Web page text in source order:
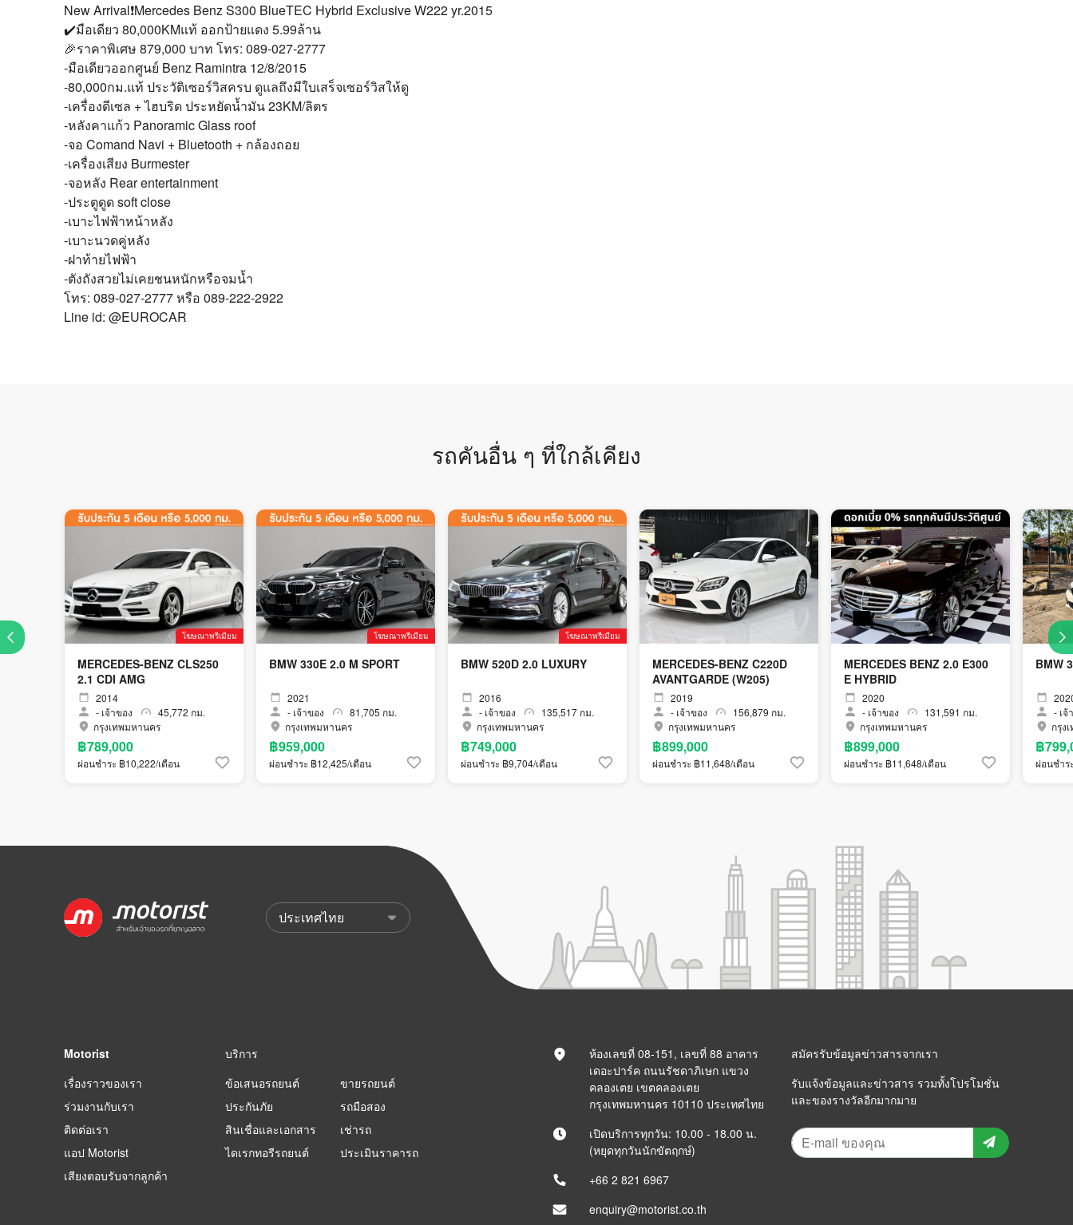
New Arrival❗️Mercedes Benz S300 BlueTEC Hybrid Exclusive W222 yr.2015
✔️มือเดียว 80,000KMแท้ ออกป้ายแดง 5.99ล้าน
🎉ราคาพิเศษ 879,000 บาท โทร: 089-027-2777
-มือเดียวออกศูนย์ Benz Ramintra 12/8/2015
-80,000กม.แท้ ประวัติเซอร์วิสครบ ดูแลถึงมีใบเสร็จเซอร์วิสให้ดู
-เครื่องดีเซล + ไฮบริด ประหยัดน้ำมัน 23KM/ลิตร
-หลังคาแก้ว Panoramic Glass roof
-จอ Comand Navi + Bluetooth + กล้องถอย
-เครื่องเสียง Burmester
-จอหลัง Rear entertainment
-ประตูดูด soft close
-เบาะไฟฟ้าหน้าหลัง
-เบาะนวดคู่หลัง
-ฝาท้ายไฟฟ้า
-ตังถังสวยไม่เคยชนหนักหรือจมน้ำ
โทร: 089-027-2777 หรือ 089-222-2922
Line id: @EUROCAR
รถคันอื่น ๆ ที่ใกล้เคียง
โฆษณาพรีเมียม
MERCEDES-BENZ CLS250
2.1 CDI AMG
2014
- เจ้าของ
45,772 กม.
กรุงเทพมหานคร
฿789,000
ผ่อนชำระ ฿10,222/เดือน
โฆษณาพรีเมียม
BMW 330E 2.0 M SPORT
2021
- เจ้าของ
81,705 กม.
กรุงเทพมหานคร
฿959,000
ผ่อนชำระ ฿12,425/เดือน
โฆษณาพรีเมียม
BMW 520D 2.0 LUXURY
2016
- เจ้าของ
135,517 กม.
กรุงเทพมหานคร
฿749,000
ผ่อนชำระ ฿9,704/เดือน
MERCEDES-BENZ C220D
AVANTGARDE (W205)
2019
- เจ้าของ
156,879 กม.
กรุงเทพมหานคร
฿899,000
ผ่อนชำระ ฿11,648/เดือน
MERCEDES BENZ 2.0 E300
E HYBRID
2020
- เจ้าของ
131,591 กม.
กรุงเทพมหานคร
฿899,000
ผ่อนชำระ ฿11,648/เดือน
BMW
- เจ้
กรุง
฿
ผ่อนชำร
Motorist
เรื่องราวของเรา
ร่วมงานกับเรา
ติดต่อเรา
แอป Motorist
เสียงตอบรับจากลูกค้า
บริการ
ข้อเสนอรถยนต์
ประกันภัย
สินเชื่อและเอกสาร
ไดเรกทอรีรถยนต์
ขายรถยนต์
รถมือสอง
เช่ารถ
ประเมินราคารถ
ห้องเลขที่ 08-151, เลขที่ 88 อาคาร
เดอะปาร์ค ถนนรัชดาภิเษก แขวง
คลองเตย เขตคลองเตย
กรุงเทพมหานคร 10110 ประเทศไทย
เปิดบริการทุกวัน: 10.00 - 18.00 น.
(หยุดทุกวันนักขัตฤกษ์)
+66 2 821 6967
enquiry@motorist.co.th
สมัครรับข้อมูลข่าวสารจากเรา
รับแจ้งข้อมูลและข่าวสาร รวมทั้งโปรโมชั่น
และของรางวัลอีกมากมาย